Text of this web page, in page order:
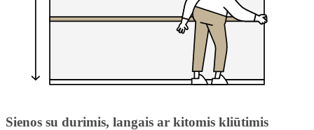
Sienos su durimis, langais ar kitomis kliūtimis